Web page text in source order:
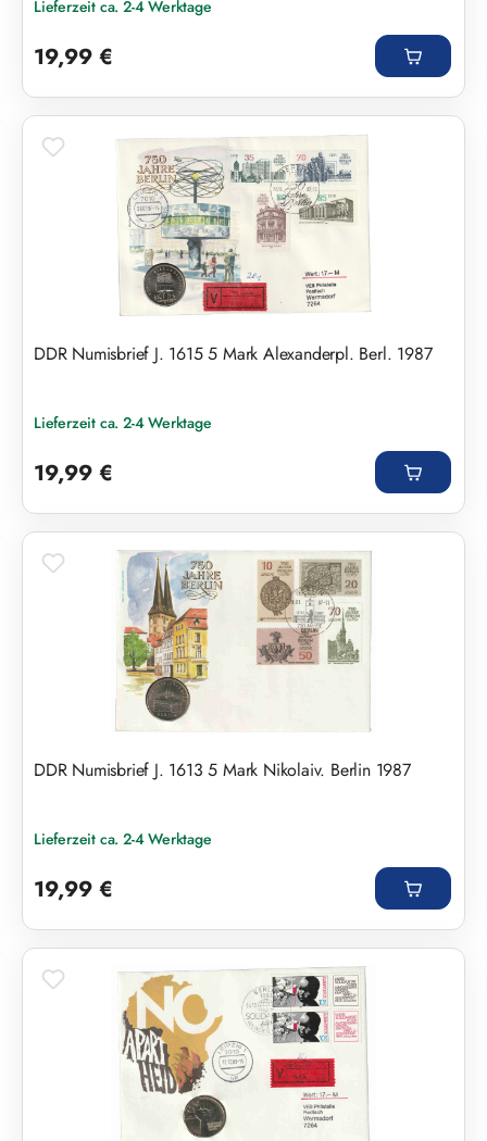
Lieferzeit ca. 2-4 Werktage
19,99 €
DDR Numisbrief J. 1615 5 Mark Alexanderpl. Berl. 1987
Lieferzeit ca. 2-4 Werktage
19,99 €
DDR Numisbrief J. 1613 5 Mark Nikolaiv. Berlin 1987
Lieferzeit ca. 2-4 Werktage
19,99 €